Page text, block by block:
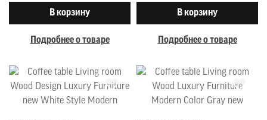
В корзину
Подробнее о товаре
В корзину
Подробнее о товаре